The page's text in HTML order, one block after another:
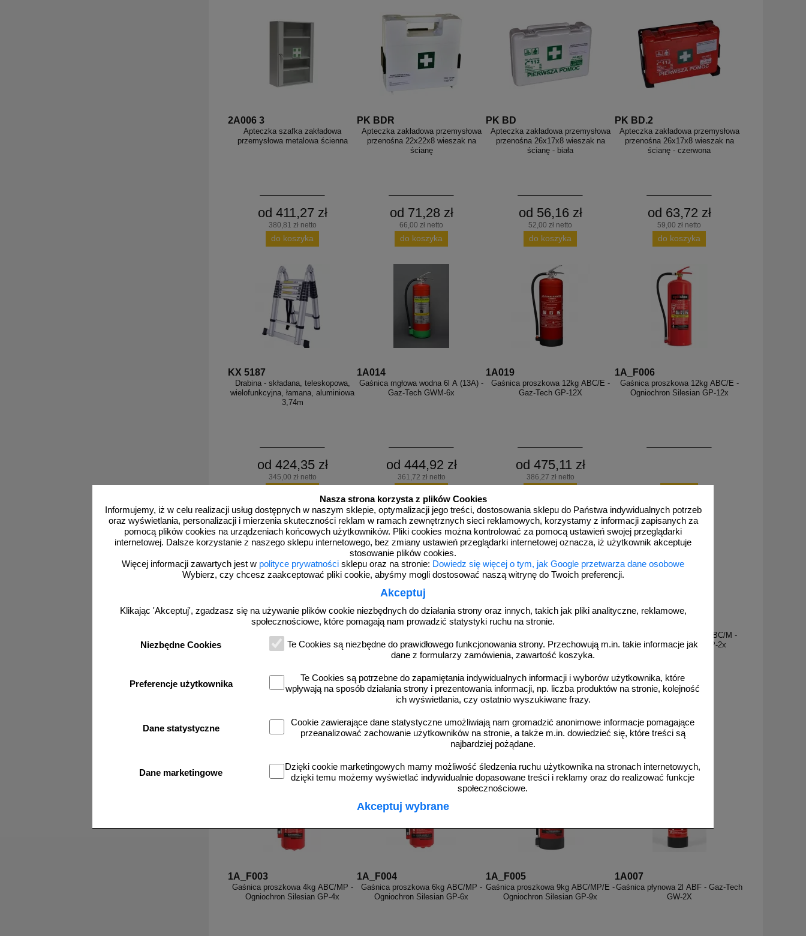
Nasza strona korzysta z plików Cookies
Informujemy, iż w celu realizacji usług dostępnych w naszym sklepie, optymalizacji jego treści, dostosowania sklepu do Państwa indywidualnych potrzeb
oraz wyświetlania, personalizacji i mierzenia skuteczności reklam w ramach zewnętrznych sieci reklamowych, korzystamy z informacji zapisanych za
pomocą plików cookies na urządzeniach końcowych użytkowników. Pliki cookies można kontrolować za pomocą ustawień swojej przeglądarki
internetowej. Dalsze korzystanie z naszego sklepu internetowego, bez zmiany ustawień przeglądarki internetowej oznacza, iż użytkownik akceptuje
stosowanie plików cookies.
Więcej informacji zawartych jest w polityce prywatności sklepu oraz na stronie: Dowiedz się więcej o tym, jak Google przetwarza dane osobowe
Wybierz, czy chcesz zaakceptować pliki cookie, abyśmy mogli dostosować naszą witrynę do Twoich preferencji.
Akceptuj
Klikając 'Akceptuj', zgadzasz się na używanie plików cookie niezbędnych do działania strony oraz innych, takich jak pliki analityczne, reklamowe,
społecznościowe, które pomagają nam prowadzić statystyki ruchu na stronie.
Niezbędne Cookies
Te Cookies są niezbędne do prawidłowego funkcjonowania strony. Przechowują m.in. takie informacje jak
dane z formularzy zamówienia, zawartość koszyka.
Preferencje użytkownika
Te Cookies są potrzebne do zapamiętania indywidualnych informacji i wyborów użytkownika, które
wpływają na sposób działania strony i prezentowania informacji, np. liczba produktów na stronie, kolejność
ich wyświetlania, czy ostatnio wyszukiwane frazy.
Dane statystyczne
Cookie zawierające dane statystyczne umożliwiają nam gromadzić anonimowe informacje pomagające
przeanalizować zachowanie użytkowników na stronie, a także m.in. dowiedzieć się, które treści są
najbardziej pożądane.
Dane marketingowe
Dzięki cookie marketingowych mamy możliwość śledzenia ruchu użytkownika na stronach internetowych,
dzięki temu możemy wyświetlać indywidualnie dopasowane treści i reklamy oraz do realizować funkcje
społecznościowe.
Akceptuj wybrane
2A006 3
Apteczka szafka zakładowa
przemysłowa metalowa ścienna
od 411,27 zł
380,81 zł netto
do koszyka
PK BDR
Apteczka zakładowa przemysłowa
przenośna 22x22x8 wieszak na
ścianę
od 71,28 zł
66,00 zł netto
do koszyka
PK BD
Apteczka zakładowa przemysłowa
przenośna 26x17x8 wieszak na
ścianę - biała
od 56,16 zł
52,00 zł netto
do koszyka
PK BD.2
Apteczka zakładowa przemysłowa
przenośna 26x17x8 wieszak na
ścianę - czerwona
od 63,72 zł
59,00 zł netto
do koszyka
KX 5187
Drabina - składana, teleskopowa,
wielofunkcyjna, łamana, aluminiowa
3,74m
od 424,35 zł
345,00 zł netto
1A014
Gaśnica mgłowa wodna 6l A (13A) -
Gaz-Tech GWM-6x
od 444,92 zł
361,72 zł netto
1A019
Gaśnica proszkowa 12kg ABC/E -
Gaz-Tech GP-12X
od 475,11 zł
386,27 zł netto
1A_F006
Gaśnica proszkowa 12kg ABC/E -
Ogniochron Silesian GP-12x
1A_F008
Urządzenie gaśnicze sprzętu
elektronicznego 2kg CO2 - gaśnica
1A_F001
Ogniochron Silesian GP-1x
1A015
Gaz-Tech GP 25x
od 2101,46 zł
1708,50 zł netto
do koszyka
Gaśnica proszkowa 2kg ABC/M -
Ogniochron Silesian GP-2x
1A_F003
Gaśnica proszkowa 4kg ABC/MP -
Ogniochron Silesian GP-4x
1A_F004
Gaśnica proszkowa 6kg ABC/MP -
Ogniochron Silesian GP-6x
1A_F005
Gaśnica proszkowa 9kg ABC/MP/E -
Ogniochron Silesian GP-9x
1A007
Gaśnica płynowa 2l ABF - Gaz-Tech
GW-2X